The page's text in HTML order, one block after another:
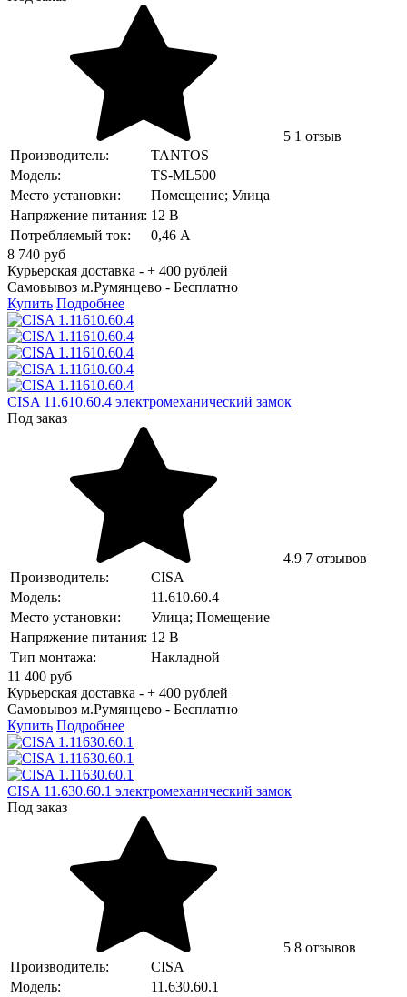
5 1 отзыв
Производитель:
TANTOS
Модель:
TS-ML500
Место установки:
Помещение; Улица
Напряжение питания: 12 В
Потребляемый ток:
0,46 А
8 740 руб
Курьерская доставка - + 400 рублей
Самовывоз м.Румянцево - Бесплатно
Купить Подробнее
CISA 11.610.60.4 электромеханический замок
Под заказ
4.9 7 отзывов
Производитель:
CISA
Модель:
11.610.60.4
Место установки:
Улица; Помещение
Напряжение питания: 12 В
Тип монтажа:
Накладной
11 400 руб
Курьерская доставка - + 400 рублей
Самовывоз м.Румянцево - Бесплатно
Купить Подробнее
CISA 11.630.60.1 электромеханический замок
Под заказ
5 8 отзывов
Производитель:
CISA
Модель:
11.630.60.1